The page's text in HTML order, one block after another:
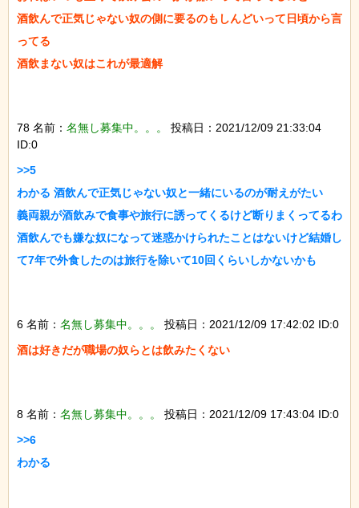
酒飲んで正気じゃない奴の側に要るのもしんどいって日頃から言
ってる
酒飲まない奴はこれが最適解
78 名前： 名無し募集中。。。
投稿日：2021/12/09 21:33:04
ID:0
>>5
わかる 酒飲んで正気じゃない奴と一緒にいるのが耐えがたい
義両親が酒飲みで食事や旅行に誘ってくるけど断りまくってるわ
酒飲んでも嫌な奴になって迷惑かけられたことはないけど結婚し
て7年で外食したのは旅行を除いて10回くらいしかないかも
6 名前： 名無し募集中。。。
投稿日：2021/12/09 17:42:02 ID:0
酒は好きだが職場の奴らとは飲みたくない
8 名前： 名無し募集中。。。
投稿日：2021/12/09 17:43:04 ID:0
>>6
わかる